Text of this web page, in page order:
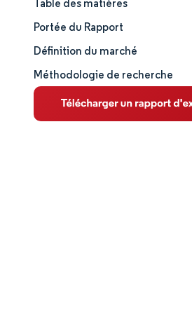
Taille et part de marché
Analyse du marché
Tendances et perspectives
Analyse des segments
Table des matières
Portée du Rapport
Définition du marché
Méthodologie de recherche